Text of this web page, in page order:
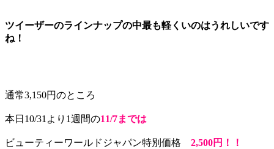
ツイーザーのラインナップの中最も軽くいのはうれしいです
ね！
通常3,150円のところ
本日10/31より1週間の11/7までは
ビューティーワールドジャパン特別価格 2,500円！！